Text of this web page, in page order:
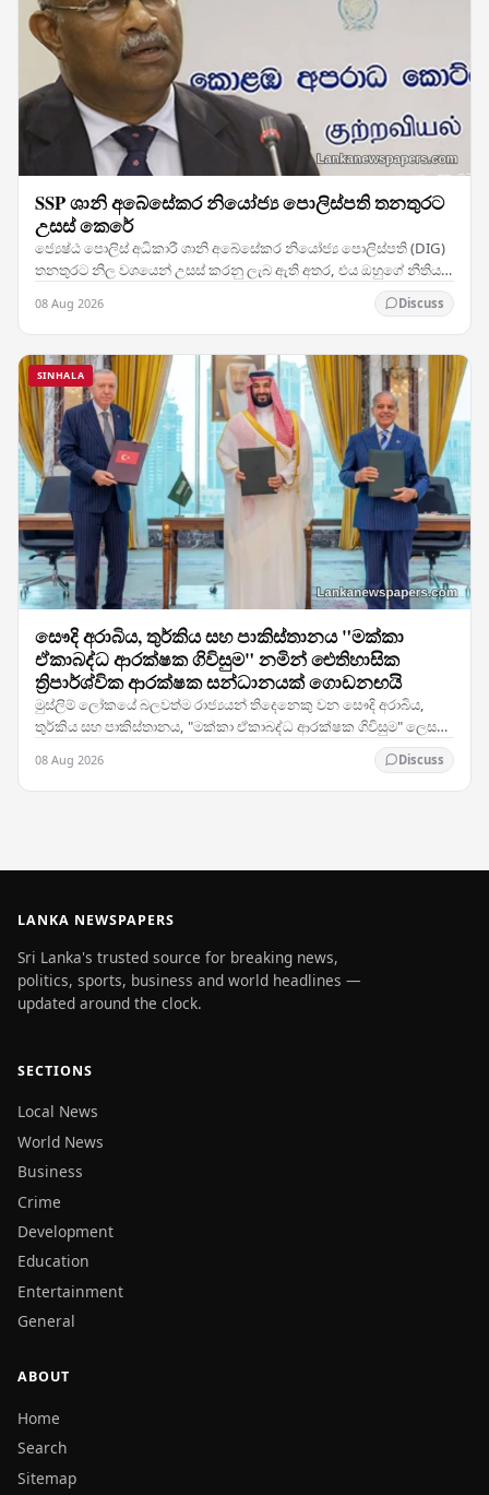
SSP ශානි අබේසේකර නියෝජ්‍ය පොලිස්පති තනතුරට
උසස් කෙරේ
ජ්‍යෙෂ්ඨ පොලිස් අධිකාරී ශානි අබේසේකර නියෝජ්‍ය පොලිස්පති (DIG)
තනතුරට නිල වශයෙන් උසස් කරනු ලැබ ඇති අතර, එය ඔහුගේ නීතිය
08 Aug 2026 Discuss
SINHALA
සෞදි අරාබිය, තුර්කිය සහ පාකිස්තානය "මක්කා
ඒකාබද්ධ ආරක්ෂක ගිවිසුම" නමින් ඓතිහාසික
ත්‍රිපාර්ශ්වික ආරක්ෂක සන්ධානයක් ගොඩනඟයි
මුස්ලිම් ලෝකයේ බලවත්ම රාජ්‍යයන් තිදෙනෙකු වන සෞදි අරාබිය,
තුර්කිය සහ පාකිස්තානය, "මක්කා ඒකාබද්ධ ආරක්ෂක ගිවිසුම" ලෙස
08 Aug 2026 Discuss
LANKA NEWSPAPERS
Sri Lanka's trusted source for breaking news,
politics, sports, business and world headlines —
updated around the clock.
SECTIONS
Local News
World News
Business
Crime
Development
Education
Entertainment
General
ABOUT
Home
Search
Sitemap